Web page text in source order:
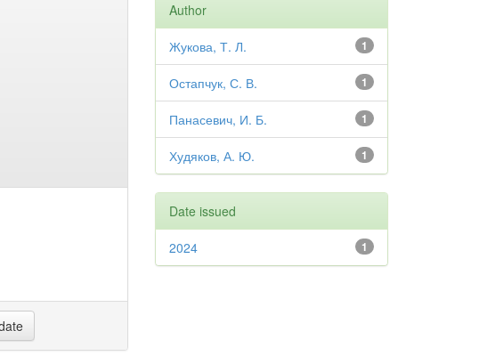
Author
1
Жукова, Т. Л.
1
Остапчук, С. В.
1
Панасевич, И. Б.
1
Худяков, А. Ю.
Date issued
1
2024